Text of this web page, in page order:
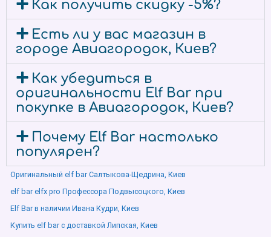
Как получить скидку -5%?
Есть ли у вас магазин в
городе Авиагородок, Киев?
Как убедиться в
оригинальности Elf Bar при
покупке в Авиагородок, Киев?
Почему Elf Bar настолько
популярен?
Оригинальный elf bar Салтыкова-Щедрина, Киев
elf bar elfx pro Профессора Подвысоцкого, Киев
Elf Bar в наличии Ивана Кудри, Киев
Купить elf bar с доставкой Липская, Киев